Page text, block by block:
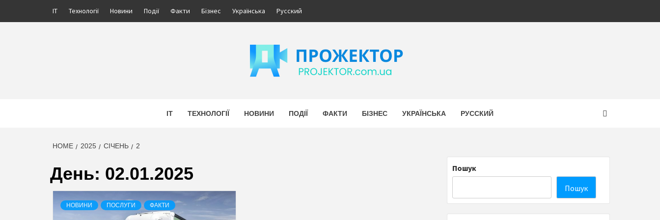
IT Технології Новини Події Факти Бізнес Українська Русский
ПРОЖЕКТОР
IT ТЕХНОЛОГІЇ НОВИНИ ПОДІЇ ФАКТИ БІЗНЕС УКРАЇНСЬКА РУССКИЙ
HOME 2025 СІЧЕНЬ 2
День: 02.01.2025
НОВИНИ ПОСЛУГИ ФАКТИ
Пошук
Пошук